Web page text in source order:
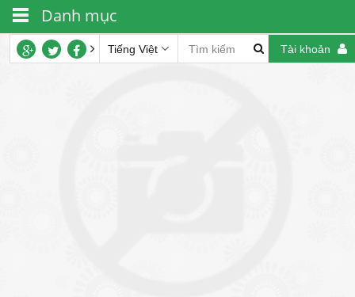
Tài khoản
Tiếng Việt
Danh mục